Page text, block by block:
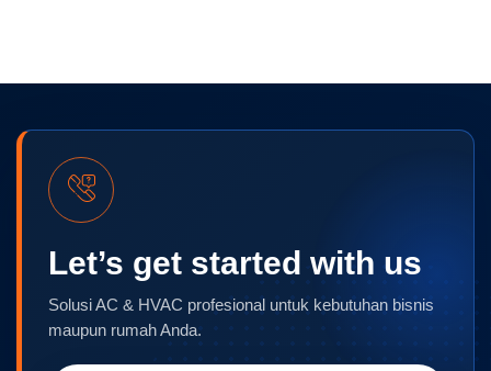
Let’s get started with us
Solusi AC & HVAC profesional untuk kebutuhan bisnis
maupun rumah Anda.